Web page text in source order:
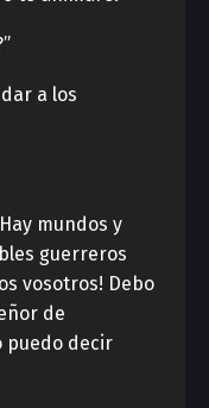
a los
mundos y
guerreros
vosotros! Debo
de
puedo decir